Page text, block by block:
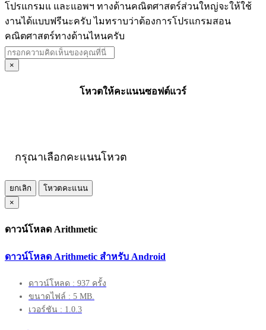
โปรแกรมแ และแอพฯ ทางด้านคณิตศาสตร์ส่วนใหญ่จะให้ใช้
งานได้แบบฟรีนะครับ ไมทราบว่าต้องการโปรแกรมสอน
คณิตศาสตร์ทางด้านไหนครับ
×
โหวตให้คะแนนซอฟต์แวร์
กรุณาเลือกคะแนนโหวต
ยกเลิก
โหวตคะแนน
×
ดาวน์โหลด Arithmetic
ดาวน์โหลด Arithmetic สำหรับ Android
ดาวน์โหลด : 937 ครั้ง
ขนาดไฟล์ : 5 MB.
เวอร์ชัน : 1.0.3